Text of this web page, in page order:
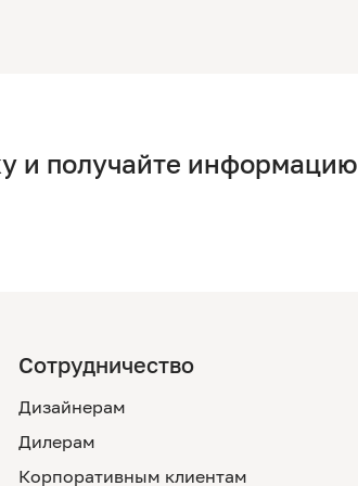
и получайте информацию
Сотрудничество
Дизайнерам
Дилерам
Корпоративным клиентам